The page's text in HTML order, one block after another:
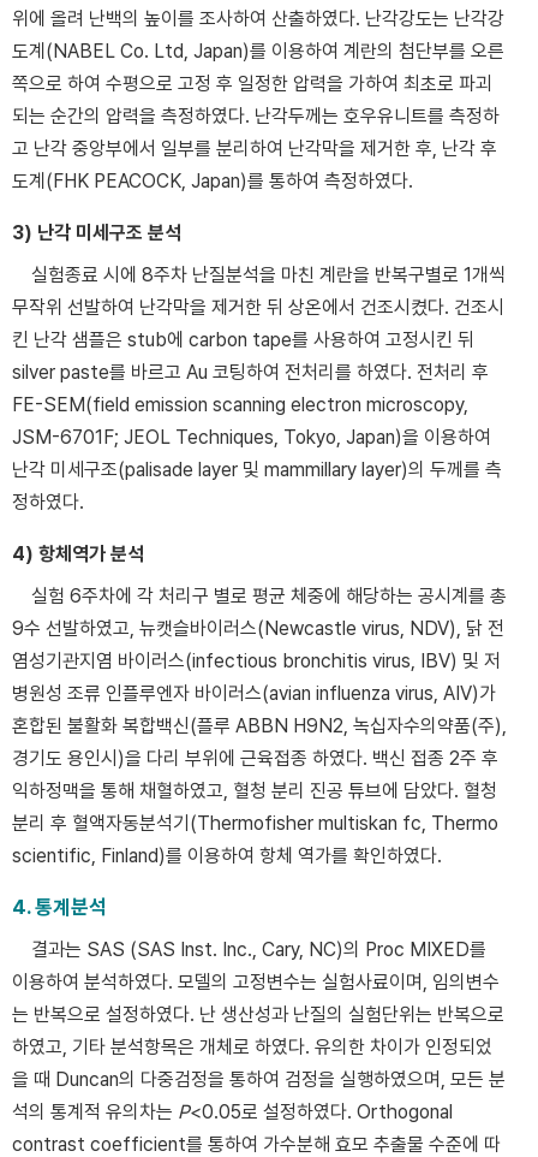
위에 올려 난백의 높이를 조사하여 산출하였다. 난각강도는 난각강
도계(NABEL Co. Ltd, Japan)를 이용하여 계란의 첨단부를 오른
쪽으로 하여 수평으로 고정 후 일정한 압력을 가하여 최초로 파괴
되는 순간의 압력을 측정하였다. 난각두께는 호우유니트를 측정하
고 난각 중앙부에서 일부를 분리하여 난각막을 제거한 후, 난각 후
도계(FHK PEACOCK, Japan)를 통하여 측정하였다.
3) 난각 미세구조 분석
실험종료 시에 8주차 난질분석을 마친 계란을 반복구별로 1개씩
무작위 선발하여 난각막을 제거한 뒤 상온에서 건조시켰다. 건조시
킨 난각 샘플은 stub에 carbon tape를 사용하여 고정시킨 뒤
silver paste를 바르고 Au 코팅하여 전처리를 하였다. 전처리 후
FE-SEM(field emission scanning electron microscopy,
JSM-6701F; JEOL Techniques, Tokyo, Japan)을 이용하여
난각 미세구조(palisade layer 및 mammillary layer)의 두께를 측
정하였다.
4) 항체역가 분석
실험 6주차에 각 처리구 별로 평균 체중에 해당하는 공시계를 총
9수 선발하였고, 뉴캣슬바이러스(Newcastle virus, NDV), 닭 전
염성기관지염 바이러스(infectious bronchitis virus, IBV) 및 저
병원성 조류 인플루엔자 바이러스(avian influenza virus, AIV)가
혼합된 불활화 복합백신(플루 ABBN H9N2, 녹십자수의약품(주),
경기도 용인시)을 다리 부위에 근육접종 하였다. 백신 접종 2주 후
익하정맥을 통해 채혈하였고, 혈청 분리 진공 튜브에 담았다. 혈청
분리 후 혈액자동분석기(Thermofisher multiskan fc, Thermo
scientific, Finland)를 이용하여 항체 역가를 확인하였다.
4. 통계분석
결과는 SAS (SAS Inst. Inc., Cary, NC)의 Proc MIXED를
이용하여 분석하였다. 모델의 고정변수는 실험사료이며, 임의변수
는 반복으로 설정하였다. 난 생산성과 난질의 실험단위는 반복으로
하였고, 기타 분석항목은 개체로 하였다. 유의한 차이가 인정되었
을 때 Duncan의 다중검정을 통하여 검정을 실행하였으며, 모든 분
석의 통계적 유의차는 P<0.05로 설정하였다. Orthogonal
contrast coefficient를 통하여 가수분해 효모 추출물 수준에 따